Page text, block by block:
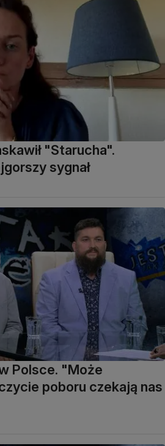
"Starucha".
sygnał
Polsce. "Może
poboru czekają nas